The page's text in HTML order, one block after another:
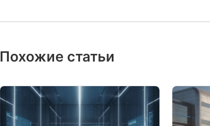
Похожие статьи